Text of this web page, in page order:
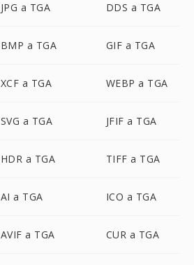
JPG a TGA DDS a TGA
BMP a TGA GIF a TGA
XCF a TGA WEBP a TGA
SVG a TGA JFIF a TGA
HDR a TGA TIFF a TGA
AI a TGA ICO a TGA
AVIF a TGA CUR a TGA